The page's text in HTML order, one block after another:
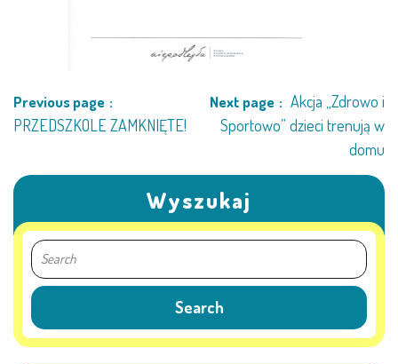
OCHRONY MAŁOLETNICH
DEKLARACJA DOSTĘPNOŚCI
RADOŚĆ – ZABAWA – NAUKA
NASZA KONCEPCJA
Previous page
PRZEDSZKOLE ZAMKNIĘTE!
Next page
Akcja „Zdrowo i
Sportowo” dzieci trenują w
domu
Wyszukaj